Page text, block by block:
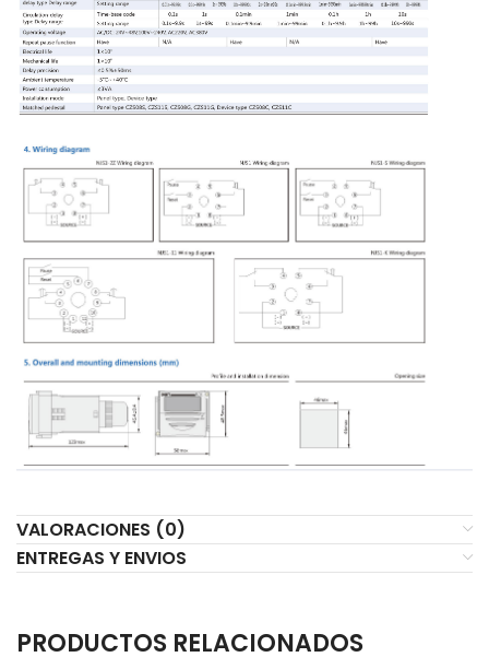
VALORACIONES (0)
ENTREGAS Y ENVIOS
PRODUCTOS RELACIONADOS